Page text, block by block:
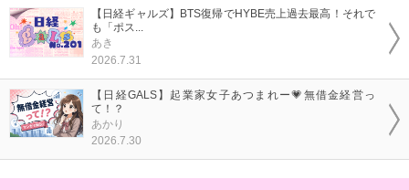
【日経ギャルズ】BTS復帰でHYBE売上過去最高！それで
も「ポス...
あき
2026.7.31
【日経GALS】起業家女子あつまれー💗無借金経営っ
て！？
あかり
2026.7.30